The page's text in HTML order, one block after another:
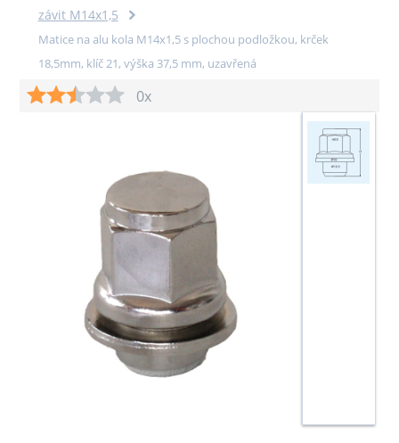
závit M14x1,5
Matice na alu kola M14x1,5 s plochou podložkou, krček
18,5mm, klíč 21, výška 37,5 mm, uzavřená
0x